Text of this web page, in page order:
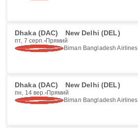
Dhaka (DAC) New Delhi (DEL)
пт, 7 серп. Прямий
Biman Bangladesh Airlines
Dhaka (DAC) New Delhi (DEL)
пн, 14 вер. Прямий
Biman Bangladesh Airlines